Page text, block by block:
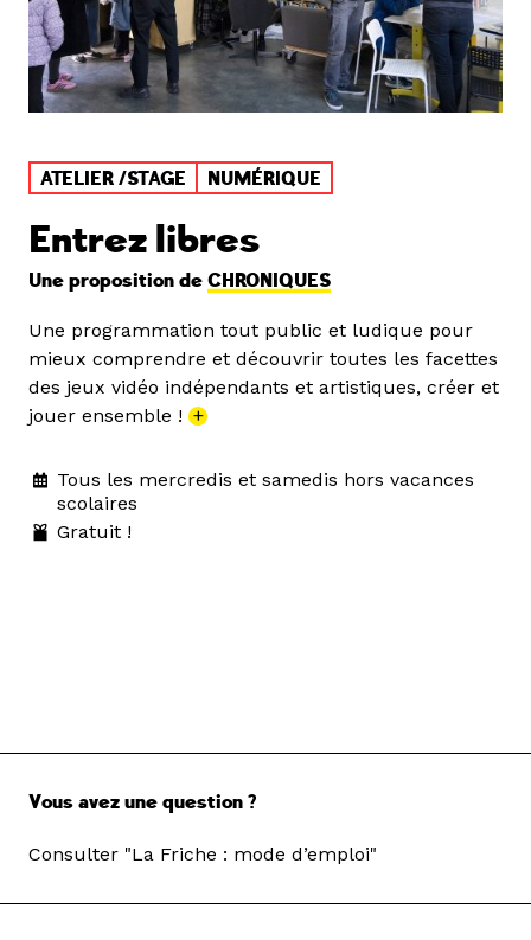
ATELIER /STAGE NUMÉRIQUE
Entrez libres
Une proposition de CHRONIQUES
Une programmation tout public et ludique pour
mieux comprendre et découvrir toutes les facettes
des jeux vidéo indépendants et artistiques, créer et
jouer ensemble ! +
Tous les mercredis et samedis hors vacances
scolaires
Gratuit !
Vous avez une question ?
Consulter "La Friche : mode d’emploi"